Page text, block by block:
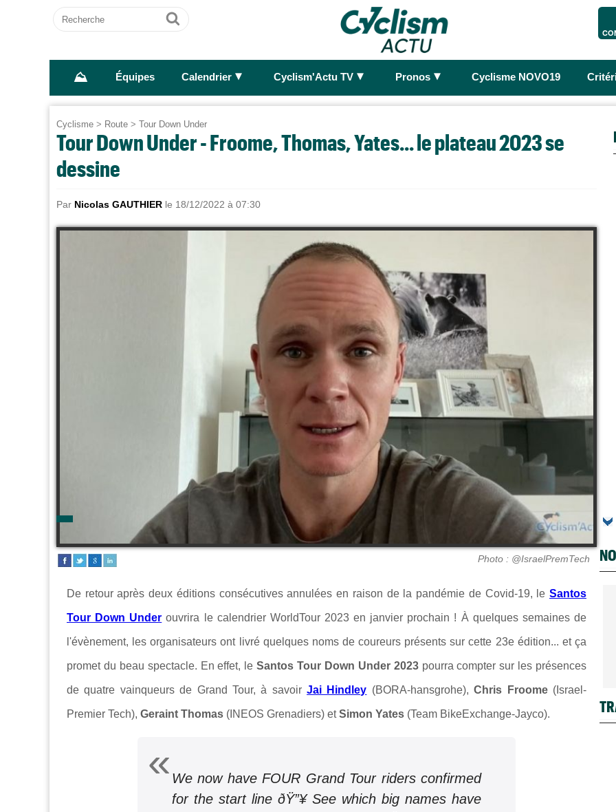
Recherche
Ok
⛰ Équipes Calendrier ► Cyclism'Actu TV ► Pronos ► Cyclisme NOVO19
Cyclisme > Route > Tour Down Under
Tour Down Under - Froome, Thomas, Yates... le plateau 2023 se
dessine
Par Nicolas GAUTHIER le 18/12/2022 à 07:30
Photo : @IsraelPremTech
De retour après deux éditions consécutives annulées en raison de la pandémie de Covid-19, le Santos
Tour Down Under ouvrira le calendrier WorldTour 2023 en janvier prochain ! À quelques semaines de
l'évènement, les organisateurs ont livré quelques noms de coureurs présents sur cette 23e édition... et ça
promet du beau spectacle. En effet, leSantos Tour Down Under 2023pourra compter sur les présences
de quatre vainqueurs de Grand Tour, à savoirJai Hindley (BORA-hansgrohe),Chris Froome(Israel-
Premier Tech), Geraint Thomas (INEOS Grenadiers) etSimon Yates (Team BikeExchange-Jayco).
We now have FOUR Grand Tour riders confirmed
for the start line ðŸ”¥ See which big names have